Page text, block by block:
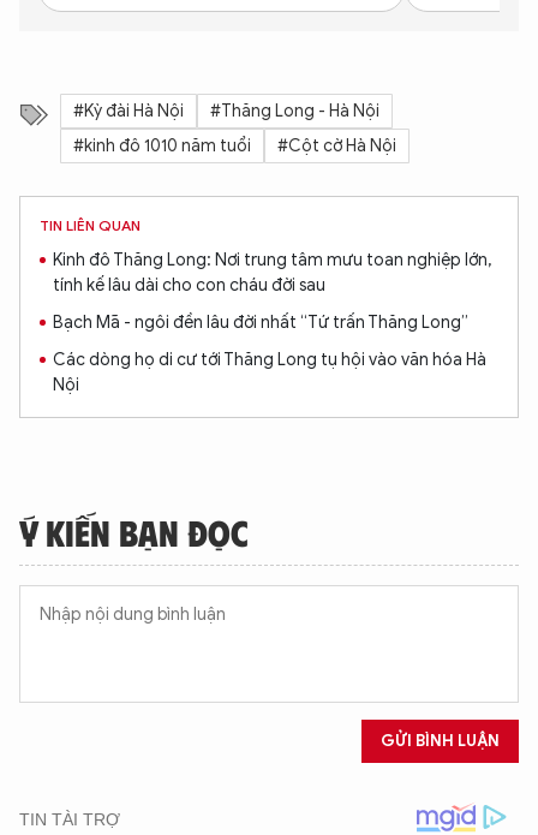
#Kỳ đài Hà Nội
#Thăng Long - Hà Nội
#kinh đô 1010 năm tuổi
#Cột cờ Hà Nội
TIN LIÊN QUAN
Kinh đô Thăng Long: Nơi trung tâm mưu toan nghiệp lớn,
tính kế lâu dài cho con cháu đời sau
Bạch Mã - ngôi đền lâu đời nhất “Tứ trấn Thăng Long”
Các dòng họ di cư tới Thăng Long tụ hội vào văn hóa Hà
Nội
Ý KIẾN BẠN ĐỌC
GỬI BÌNH LUẬN